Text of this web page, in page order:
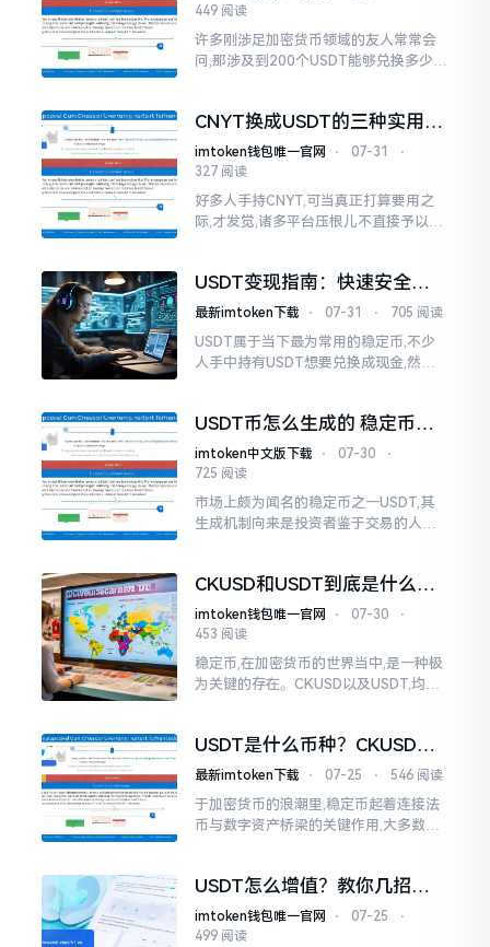
449 阅读
许多刚涉足加密货币领域的友人常常会
问,那涉及到200个USDT能够兑换多少人
等同于1美元
CNYT换成USDT的三种实用方
法
imtoken钱包唯一官网 ⋅ 07-31
⋅
327 阅读
好多人手持CNYT,可当真正打算要用之
际,才发觉,诸多平台压根儿不直接予以该
实际上
USDT变现指南：快速安全卖
出USDT的方法
最新imtoken下载 ⋅ 07-31 ⋅ 705 阅读
USDT属于当下最为常用的稳定币,不少
人手中持有USDT想要兑换成现金,然而
台
USDT币怎么生成的 稳定币背
后原理
imtoken中文版下载 ⋅ 07-30
⋅
725 阅读
市场上颇为闻名的稳定币之一USDT,其
生成机制向来是投资者鉴于交易的人聚
CKUSD和USDT到底是什么币
种
imtoken钱包唯一官网 ⋅ 07-30
⋅
453 阅读
稳定币,在加密货币的世界当中,是一种极
为关键的存在。CKUSD以及USDT,均属
锚定美元。
USDT是什么币种？CKUSD又
是什么？一文讲清稳定币真相
最新imtoken下载 ⋅ 07-25 ⋅ 546 阅读
于加密货币的浪潮里,稳定币起着连接法
币与数字资产桥梁的关键作用,大多数人
值”的代币,其中
USDT怎么增值？教你几招让
稳定币也赚钱
imtoken钱包唯一官网 ⋅ 07-25
⋅
499 阅读